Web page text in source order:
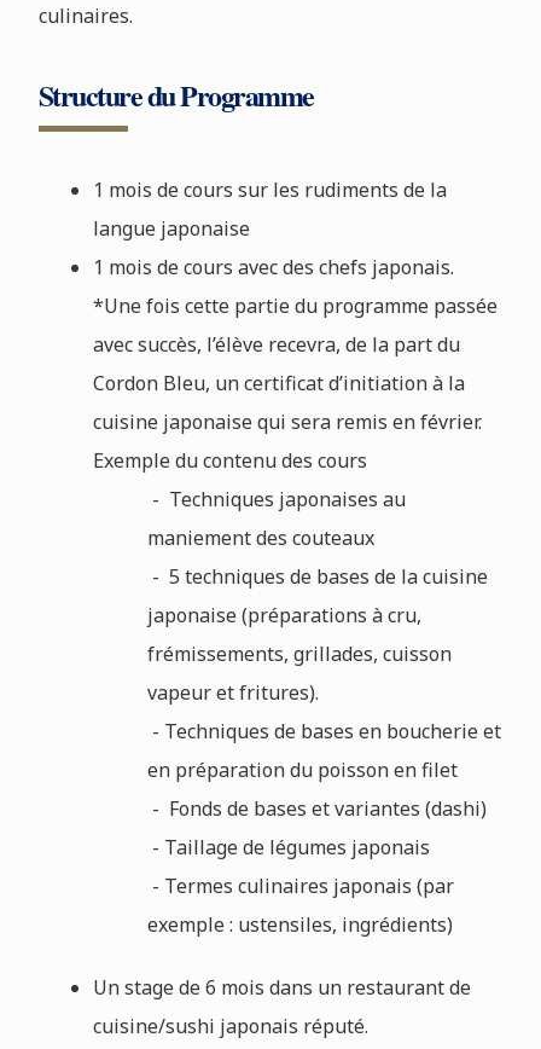
culinaires.
Structure du Programme
1 mois de cours sur les rudiments de la
langue japonaise
1 mois de cours avec des chefs japonais.
*Une fois cette partie du programme passée
avec succès, l’élève recevra, de la part du
Cordon Bleu, un certificat d’initiation à la
cuisine japonaise qui sera remis en février.
Exemple du contenu des cours
- Techniques japonaises au
maniement des couteaux
- 5 techniques de bases de la cuisine
japonaise (préparations à cru,
frémissements, grillades, cuisson
vapeur et fritures).
- Techniques de bases en boucherie et
en préparation du poisson en filet
- Fonds de bases et variantes (dashi)
- Taillage de légumes japonais
- Termes culinaires japonais (par
exemple : ustensiles, ingrédients)
Un stage de 6 mois dans un restaurant de
cuisine/sushi japonais réputé.